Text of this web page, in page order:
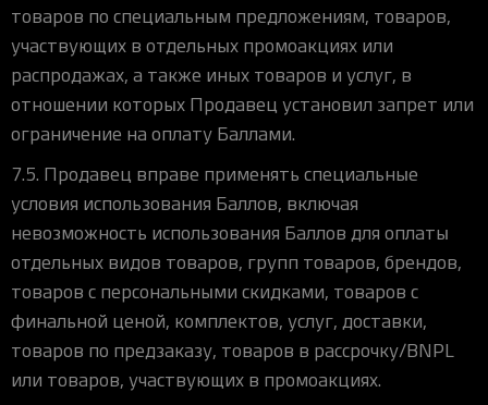
товаров по специальным предложениям, товаров,
участвующих в отдельных промоакциях или
распродажах, а также иных товаров и услуг, в
отношении которых Продавец установил запрет или
ограничение на оплату Баллами.
7.5. Продавец вправе применять специальные
условия использования Баллов, включая
невозможность использования Баллов для оплаты
отдельных видов товаров, групп товаров, брендов,
товаров с персональными скидками, товаров с
финальной ценой, комплектов, услуг, доставки,
товаров по предзаказу, товаров в рассрочку/BNPL
или товаров, участвующих в промоакциях.